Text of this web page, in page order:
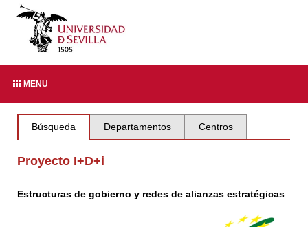
MENU
Búsqueda Departamentos Centros
Proyecto I+D+i
Estructuras de gobierno y redes de alianzas estratégicas